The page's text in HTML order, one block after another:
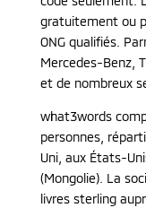
gratuitement ou
ONG qualifiés.
Mercedes-Benz,
et de nombreux
what3words
personnes,
Uni, aux États-
(Mongolie). La
livres sterling